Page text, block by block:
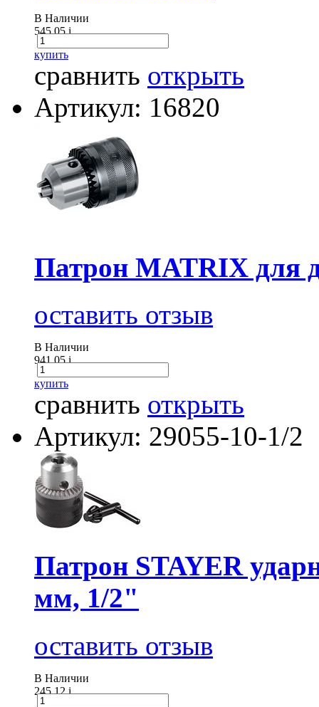
В Наличии
545.05i
купить
сравнить открыть
Артикул: 16820
Патрон MATRIX для
оставить отзыв
В Наличии
941.05i
купить
сравнить открыть
Артикул: 29055-10-1/2
Патрон STAYER
мм, 1/2"
оставить отзыв
В Наличии
245.12i